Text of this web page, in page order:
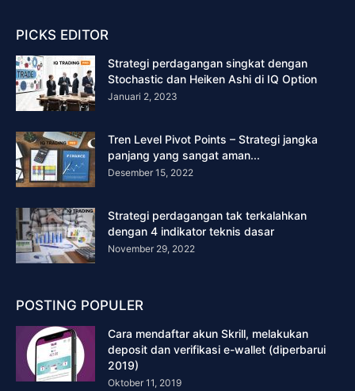
PICKS EDITOR
Strategi perdagangan singkat dengan
Stochastic dan Heiken Ashi di IQ Option
Januari 2, 2023
Tren Level Pivot Points – Strategi jangka
panjang yang sangat aman...
Desember 15, 2022
Strategi perdagangan tak terkalahkan
dengan 4 indikator teknis dasar
November 29, 2022
POSTING POPULER
Cara mendaftar akun Skrill, melakukan
deposit dan verifikasi e-wallet (diperbarui
2019)
Oktober 11, 2019